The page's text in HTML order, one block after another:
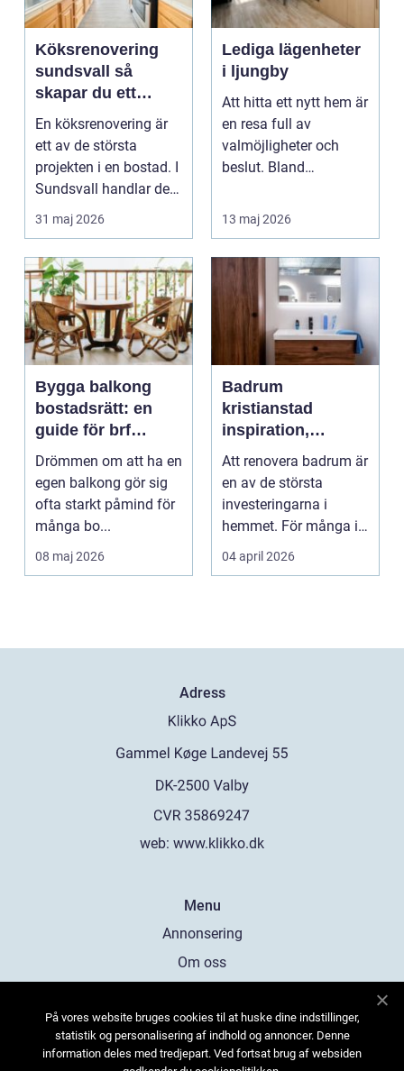
Köksrenovering
sundsvall så
skapar du ett
hållbart och
funktionellt kök
En köksrenovering är
ett av de största
projekten i en bostad. I
Sundsvall handlar det
ofta om att ko...
31 maj 2026
Lediga lägenheter
i ljungby
Att hitta ett nytt hem är
en resa full av
valmöjligheter och
beslut. Bland
och sjö...
13 maj 2026
Bygga balkong
bostadsrätt: en
guide för brf
medlemmar
Drömmen om att ha en
egen balkong gör sig
ofta starkt påmind för
många bo...
08 maj 2026
Badrum
kristianstad
inspiration,
planering och
smarta val
Att renovera badrum är
en av de största
investeringarna i
hemmet. För många i
och runt Kristianstad ...
04 april 2026
Adress
web: www.klikko.dk
Menu
Annonsering
Om oss
Kontakta oss
Sitemap
På vores website bruges cookies til at huske dine indstillinger,
statistik og personalisering af indhold og annoncer. Denne
information deles med tredjepart. Ved fortsat brug af websiden